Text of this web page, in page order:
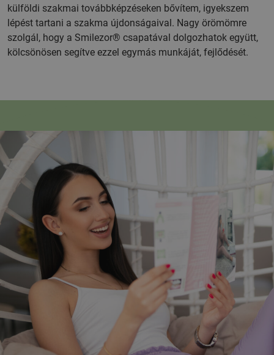
külföldi szakmai továbbképzéseken bővítem, igyekszem
lépést tartani a szakma újdonságaival. Nagy örömömre
szolgál, hogy a Smilezor® csapatával dolgozhatok együtt,
kölcsönösen segítve ezzel egymás munkáját, fejlődését.